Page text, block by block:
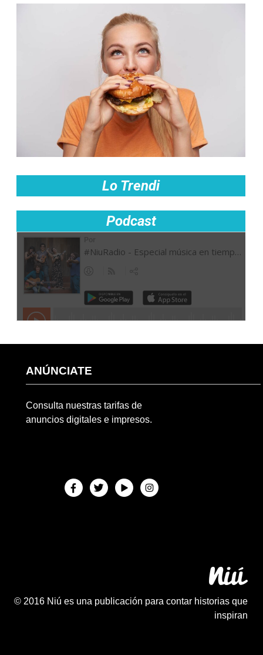
Lo Trendi
Podcast
ANÚNCIATE
Consulta nuestras tarifas de
anuncios digitales e impresos.
© 2016 Niú es una publicación para contar historias que
inspiran